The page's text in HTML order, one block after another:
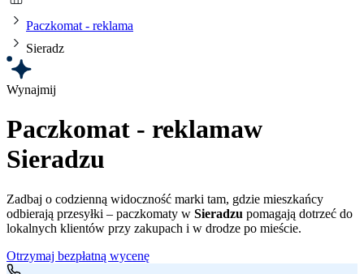
Paczkomat - reklama
Sieradz
Wynajmij
Paczkomat - reklamaw
Sieradzu
Zadbaj o codzienną widoczność marki tam, gdzie mieszkańcy
odbierają przesyłki – paczkomaty w Sieradzu pomagają dotrzeć do
lokalnych klientów przy zakupach i w drodze po mieście.
Otrzymaj bezpłatną wycenę